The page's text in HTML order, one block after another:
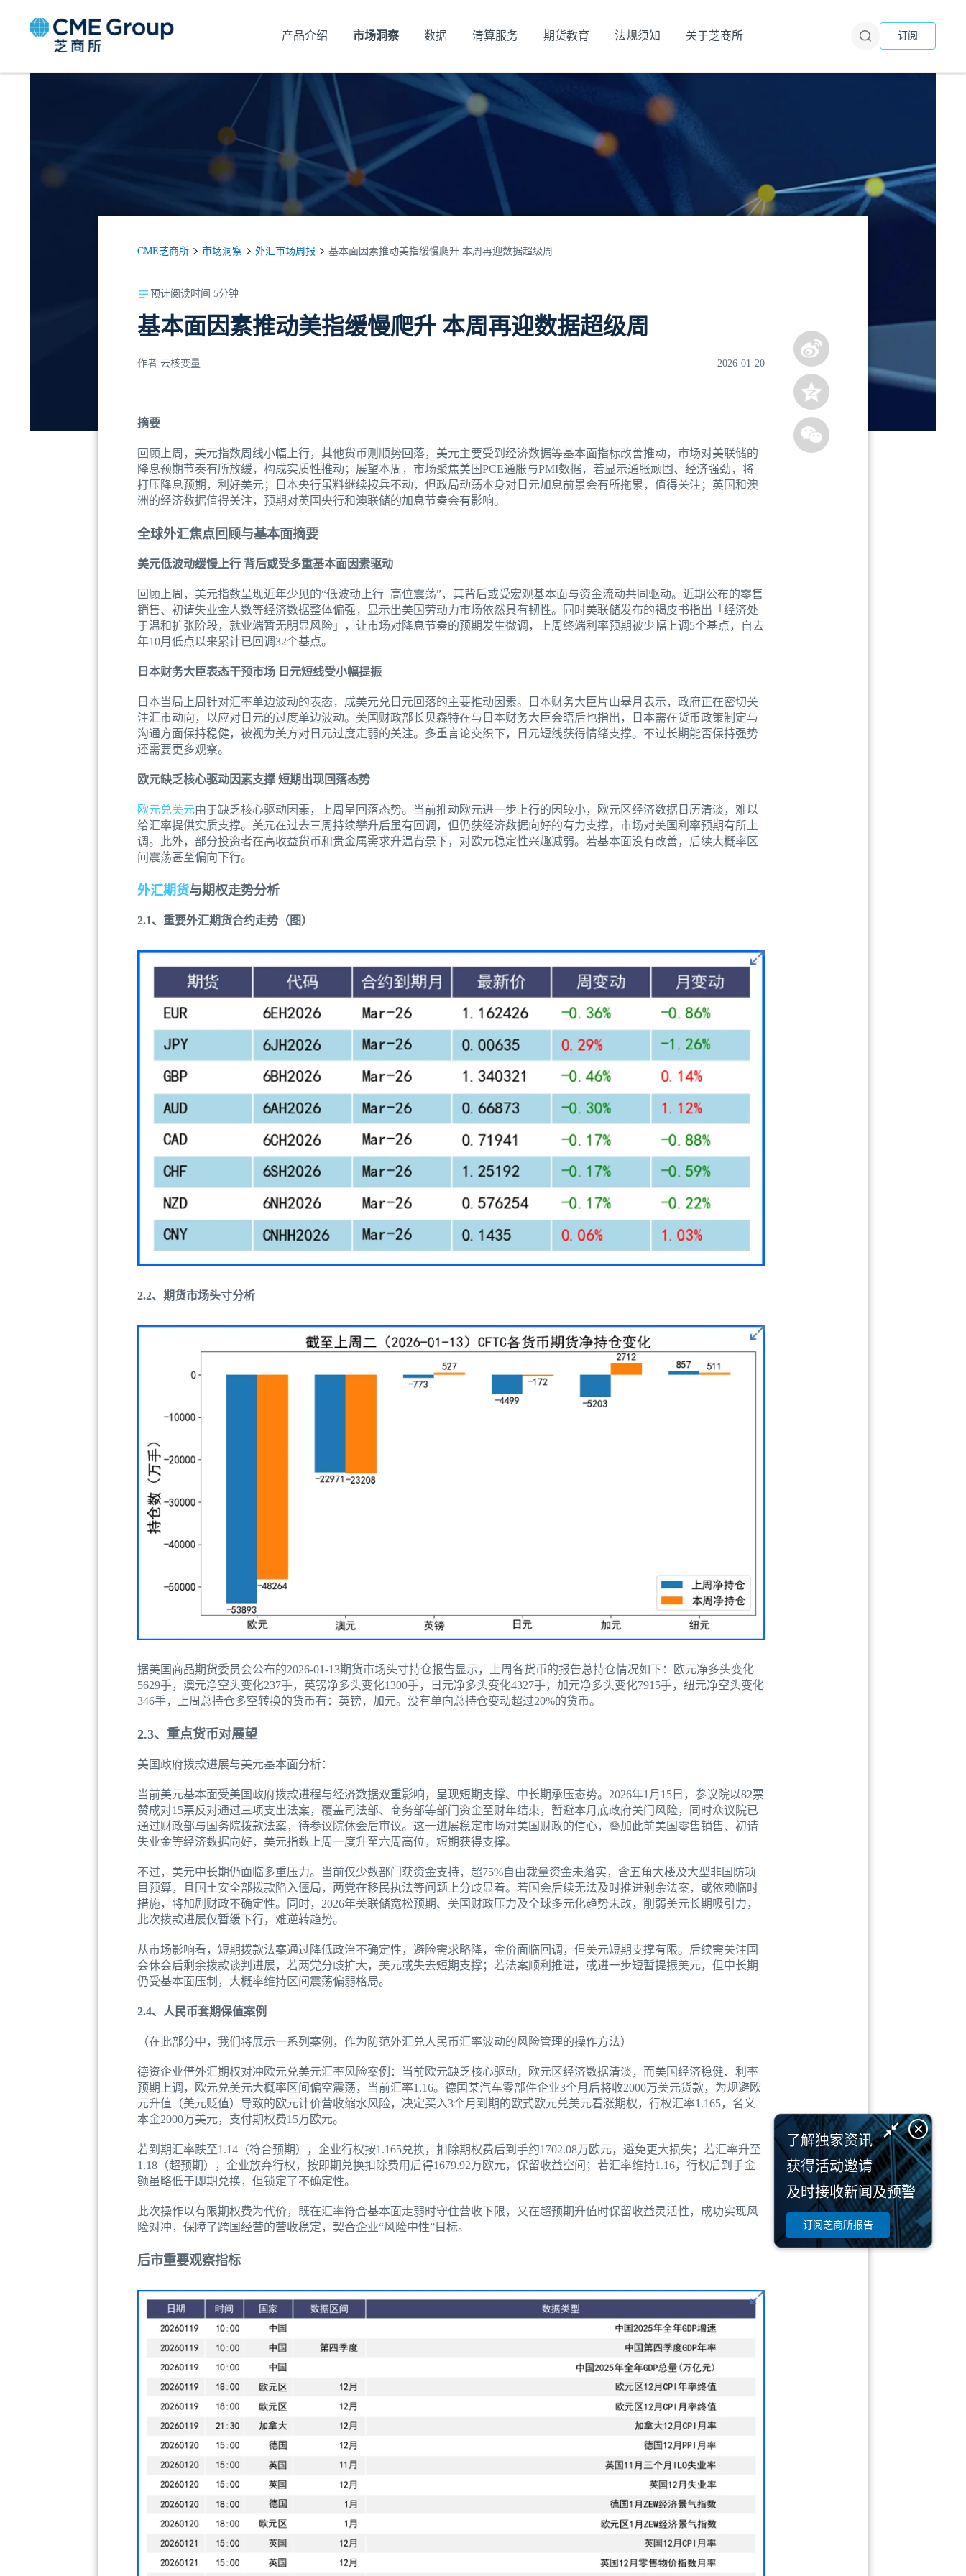
产品介绍 市场洞察 数据 清算服务 期货教育 法规须知 关于芝商所 订阅
CME芝商所 市场洞察 外汇市场周报 基本面因素推动美指缓慢爬升 本周再迎数据超级周
预计阅读时间 5分钟
基本面因素推动美指缓慢爬升 本周再迎数据超级周
作者 云核变量 2026-01-20
摘要
回顾上周，美元指数周线小幅上行，其他货币则顺势回落，美元主要受到经济数据等基本面指标改善推动，市场对美联储的
降息预期节奏有所放缓，构成实质性推动；展望本周，市场聚焦美国PCE通胀与PMI数据，若显示通胀顽固、经济强劲，将
打压降息预期，利好美元；日本央行虽料继续按兵不动，但政局动荡本身对日元加息前景会有所拖累，值得关注；英国和澳
洲的经济数据值得关注，预期对英国央行和澳联储的加息节奏会有影响。
全球外汇焦点回顾与基本面摘要
美元低波动缓慢上行 背后或受多重基本面因素驱动
回顾上周，美元指数呈现近年少见的“低波动上行+高位震荡”，其背后或受宏观基本面与资金流动共同驱动。近期公布的零售
销售、初请失业金人数等经济数据整体偏强，显示出美国劳动力市场依然具有韧性。同时美联储发布的褐皮书指出「经济处
于温和扩张阶段，就业端暂无明显风险」，让市场对降息节奏的预期发生微调，上周终端利率预期被少幅上调5个基点，自去
年10月低点以来累计已回调32个基点。
日本财务大臣表态干预市场 日元短线受小幅提振
日本当局上周针对汇率单边波动的表态，成美元兑日元回落的主要推动因素。日本财务大臣片山皋月表示，政府正在密切关
注汇市动向，以应对日元的过度单边波动。美国财政部长贝森特在与日本财务大臣会晤后也指出，日本需在货币政策制定与
沟通方面保持稳健，被视为美方对日元过度走弱的关注。多重言论交织下，日元短线获得情绪支撑。不过长期能否保持强势
还需要更多观察。
欧元缺乏核心驱动因素支撑 短期出现回落态势
欧元兑美元由于缺乏核心驱动因素，上周呈回落态势。当前推动欧元进一步上行的因较小，欧元区经济数据日历清淡，难以
给汇率提供实质支撑。美元在过去三周持续攀升后虽有回调，但仍获经济数据向好的有力支撑，市场对美国利率预期有所上
调。此外，部分投资者在高收益货币和贵金属需求升温背景下，对欧元稳定性兴趣减弱。若基本面没有改善，后续大概率区
间震荡甚至偏向下行。
外汇期货与期权走势分析
2.1、重要外汇期货合约走势（图）
2.2、期货市场头寸分析
据美国商品期货委员会公布的2026-01-13期货市场头寸持仓报告显示，上周各货币的报告总持仓情况如下：欧元净多头变化
5629手，澳元净空头变化237手，英镑净多头变化1300手，日元净多头变化4327手，加元净多头变化7915手，纽元净空头变化
346手，上周总持仓多空转换的货币有：英镑，加元。没有单向总持仓变动超过20%的货币。
2.3、重点货币对展望
美国政府拨款进展与美元基本面分析：
当前美元基本面受美国政府拨款进程与经济数据双重影响，呈现短期支撑、中长期承压态势。2026年1月15日，参议院以82票
赞成对15票反对通过三项支出法案，覆盖司法部、商务部等部门资金至财年结束，暂避本月底政府关门风险，同时众议院已
通过财政部与国务院拨款法案，待参议院休会后审议。这一进展稳定市场对美国财政的信心，叠加此前美国零售销售、初请
失业金等经济数据向好，美元指数上周一度升至六周高位，短期获得支撑。
不过，美元中长期仍面临多重压力。当前仅少数部门获资金支持，超75%自由裁量资金未落实，含五角大楼及大型非国防项
目预算，且国土安全部拨款陷入僵局，两党在移民执法等问题上分歧显着。若国会后续无法及时推进剩余法案，或依赖临时
措施，将加剧财政不确定性。同时，2026年美联储宽松预期、美国财政压力及全球多元化趋势未改，削弱美元长期吸引力，
此次拨款进展仅暂缓下行，难逆转趋势。
从市场影响看，短期拨款法案通过降低政治不确定性，避险需求略降，金价面临回调，但美元短期支撑有限。后续需关注国
会休会后剩余拨款谈判进展，若两党分歧扩大，美元或失去短期支撑；若法案顺利推进，或进一步短暂提振美元，但中长期
仍受基本面压制，大概率维持区间震荡偏弱格局。
2.4、人民币套期保值案例
（在此部分中，我们将展示一系列案例，作为防范外汇兑人民币汇率波动的风险管理的操作方法）
德资企业借外汇期权对冲欧元兑美元汇率风险案例：当前欧元缺乏核心驱动，欧元区经济数据清淡，而美国经济稳健、利率
预期上调，欧元兑美元大概率区间偏空震荡，当前汇率1.16。德国某汽车零部件企业3个月后将收2000万美元货款，为规避欧
元升值（美元贬值）导致的欧元计价营收缩水风险，决定买入3个月到期的欧式欧元兑美元看涨期权，行权汇率1.165，名义
本金2000万美元，支付期权费15万欧元。
若到期汇率跌至1.14（符合预期），企业行权按1.165兑换，扣除期权费后到手约1702.08万欧元，避免更大损失；若汇率升至
1.18（超预期），企业放弃行权，按即期兑换扣除费用后得1679.92万欧元，保留收益空间；若汇率维持1.16，行权后到手金
额虽略低于即期兑换，但锁定了不确定性。
此次操作以有限期权费为代价，既在汇率符合基本面走弱时守住营收下限，又在超预期升值时保留收益灵活性，成功实现风
险对冲，保障了跨国经营的营收稳定，契合企业“风险中性”目标。
后市重要观察指标
了解独家资讯
获得活动邀请
及时接收新闻及预警
订阅芝商所报告